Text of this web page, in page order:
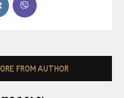
FROM AUTHOR